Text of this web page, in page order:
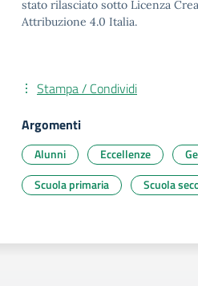
stato rilasciato sotto Licenza
Attribuzione 4.0 Italia.
Stampa / Condividi
Argomenti
Alunni Eccellenze
Scuola primaria
Scuola